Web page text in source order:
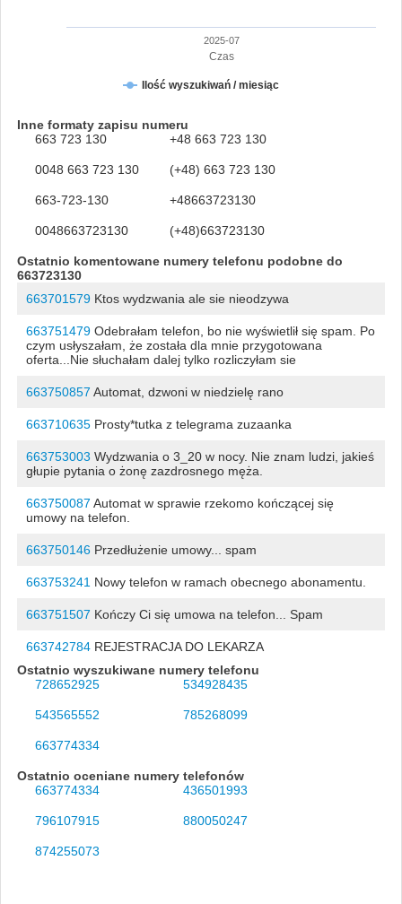
Czas
Ilość wyszukiwań / miesiąc
2025-07
Inne formaty zapisu numeru
663 723 130
+48 663 723 130
0048 663 723 130 (+48) 663 723 130
663-723-130 +48663723130
0048663723130 (+48)663723130
Ostatnio komentowane numery telefonu podobne do
663723130
663701579Ktos wydzwania ale sie nieodzywa
663751479Odebrałam telefon, bo nie wyświetlił się spam. Po
czym usłyszałam, że została dla mnie przygotowana
oferta...Nie słuchałam dalej tylko rozliczyłam sie
663750857 Automat, dzwoni w niedzielę rano
663710635Prosty*tutka z telegrama zuzaanka
663753003 Wydzwania o 3_20 w nocy. Nie znam ludzi, jakieś
głupie pytania o żonę zazdrosnego męża.
663750087 Automat w sprawie rzekomo kończącej się
umowy na telefon.
663750146Przedłużenie umowy... spam
663753241 Nowy telefon w ramach obecnego abonamentu.
663751507 Kończy Ci się umowa na telefon... Spam
663742784REJESTRACJA DO LEKARZA
Ostatnio wyszukiwane numery telefonu
728652925
534928435
543565552 785268099
663774334
Ostatnio oceniane numery telefonów
663774334
436501993
796107915 880050247
874255073